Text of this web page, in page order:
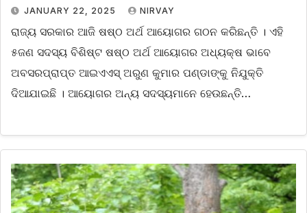
JANUARY 22, 2025 NIRVAY
ରାଜ୍ୟ ସରକାର ଆଜି ଷଷ୍ଠ ଅର୍ଥ ଆୟୋଗର ଗଠନ କରିଛନ୍ତି । ଏହି
୫ଜଣ ସଦସ୍ୟ ବିଶିଷ୍ଟ ଷଷ୍ଠ ଅର୍ଥ ଆୟୋଗର ଅଧ୍ୟକ୍ଷ ଭାବେ
ଅବସରପ୍ରାପ୍ତ ଆଇଏଏସ୍ ଅରୁଣ କୁମାର ପଣ୍ଡାଙ୍କୁ ନିଯୁକ୍ତି
ଦିଆଯାଇଛି । ଆୟୋଗର ଅନ୍ୟ ସଦସ୍ୟମାନେ ହେଉଛନ୍ତି…